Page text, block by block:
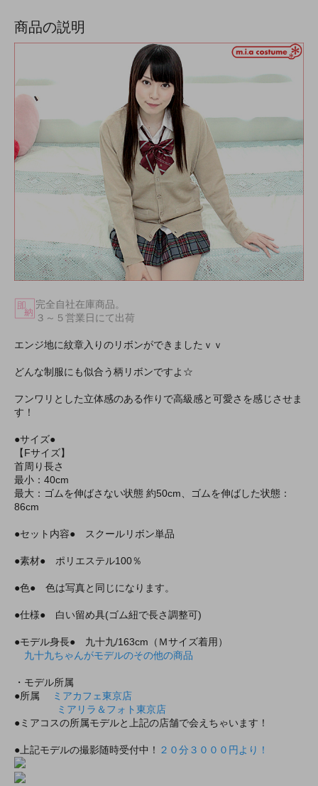
商品の説明
完全自社在庫商品。
３～５営業日にて出荷
エンジ地に紋章入りのリボンができましたｖｖ
どんな制服にも似合う柄リボンですよ☆
フンワリとした立体感のある作りで高級感と可愛さを感じさせま
す！
●サイズ●
【Fサイズ】
首周り長さ
最小：40cm
最大：ゴムを伸ばさない状態 約50cm、ゴムを伸ばした状態：
86cm
●セット内容● スクールリボン単品
●素材● ポリエステル100％
●色● 色は写真と同じになります。
●仕様● 白い留め具(ゴム紐で長さ調整可)
●モデル身長● 九十九/163cm（Ｍサイズ着用）
九十九ちゃんがモデルのその他の商品
・モデル所属
●所属
ミアカフェ東京店
ミアリラ＆フォト東京店
●ミアコスの所属モデルと上記の店舗で会えちゃいます！
●上記モデルの撮影随時受付中！ ２０分３０００円より！